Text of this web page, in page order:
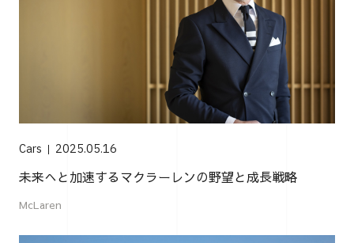
Cars 2025.05.16
未来へと加速するマクラーレンの野望と成長戦略
McLaren